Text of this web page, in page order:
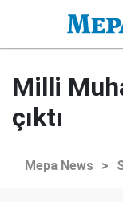
Milli
çıktı
Mepa News >